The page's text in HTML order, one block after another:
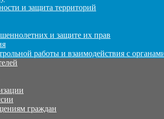
и защита территорий
и защите их прав
работы и взаимодействия с
граждан